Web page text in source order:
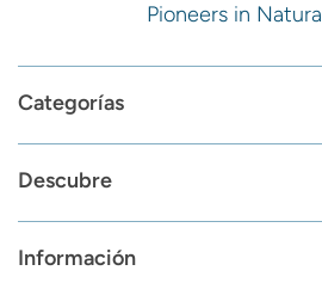
Pioneers in
Categorías
Descubre
Información